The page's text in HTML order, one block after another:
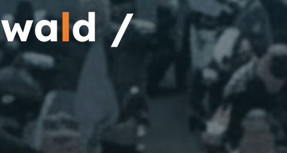
wald /